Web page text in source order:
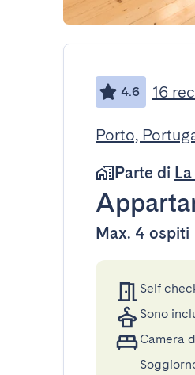
4.6 16
Porto,
Parte di
Max. 4 ospiti
Self
Sono
Camera